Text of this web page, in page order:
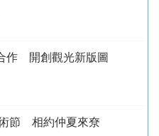
作 開創觀光新版圖
節 相約仲夏來尞